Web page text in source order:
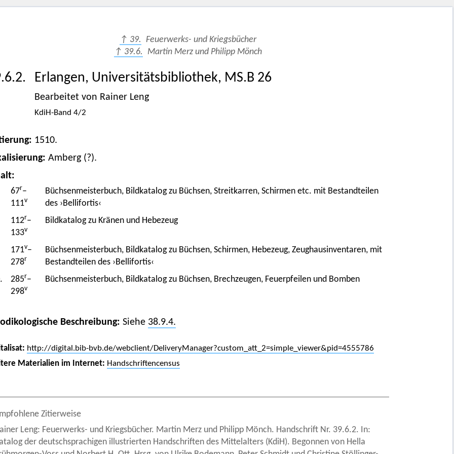
↑ 39. Feuerwerks- und Kriegsbücher
↑ 39.6. Martin Merz und Philipp Mönch
Erlangen, Universitätsbibliothek, MS.B 26
Bearbeitet von Rainer Leng
KdiH-Band 4/2
1510.
Amberg (?).
67r–
111v
Büchsenmeisterbuch, Bildkatalog zu Büchsen, Streitkarren, Schirmen etc. mit Bestandteilen
des ›Bellifortis‹
112r–
133v
Bildkatalog zu Kränen und Hebezeug
171v–
278r
Büchsenmeisterbuch, Bildkatalog zu Büchsen, Schirmen, Hebezeug, Zeughausinventaren, mit
Bestandteilen des ›Bellifortis‹
285r–
298v
Büchsenmeisterbuch, Bildkatalog zu Büchsen, Brechzeugen, Feuerpfeilen und Bomben
Beschreibung: Siehe 38.9.4.
http://digital.bib-bvb.de/webclient/DeliveryManager?custom_att_2=simple_viewer&pid=4555786
Materialien im Internet: Handschriftencensus
Zitierweise
Leng: Feuerwerks- und Kriegsbücher. Martin Merz und Philipp Mönch. Handschrift Nr. 39.6.2. In:
der deutschsprachigen illustrierten Handschriften des Mittelalters (KdiH). Begonnen von Hella